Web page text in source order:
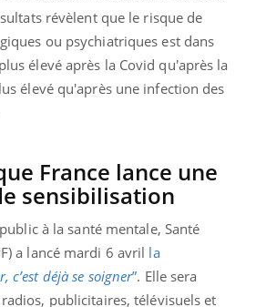
révèlent que le risque de
ou psychiatriques est dans
élevé après la Covid qu'après la
élevé qu'après une infection des
France lance une
sensibilisation
à la santé mentale, Santé
a lancé mardi 6 avril la
c’est déjà se soigner”. Elle sera
publicitaires, télévisuels et